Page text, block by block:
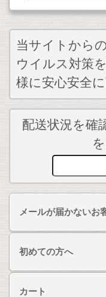
当サイトから
ウイルス対策
様に安心安全
配送状況を確
メールが届かないお
初めての方へ
カート